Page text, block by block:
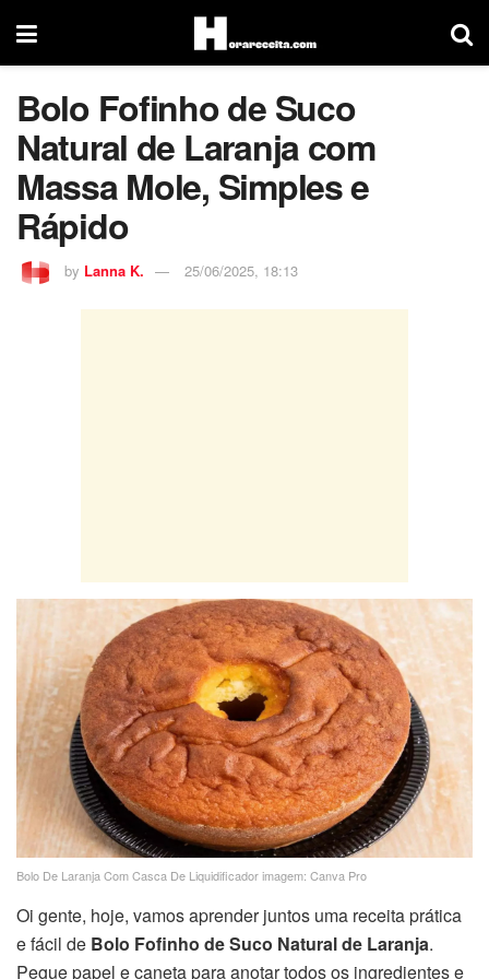
Bolo Fofinho de Suco
Natural de Laranja com
Massa Mole, Simples e
Rápido
by Lanna K. 25/06/2025, 18:13
Bolo De Laranja Com Casca De Liquidificador imagem: Canva Pro
Oi gente, hoje, vamos aprender juntos uma receita prática
e fácil de Bolo Fofinho de Suco Natural de Laranja.
Pegue papel e caneta para anotar todos os ingredientes e